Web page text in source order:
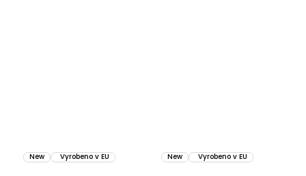
New Vyrobeno v EU New Vyrobeno v EU